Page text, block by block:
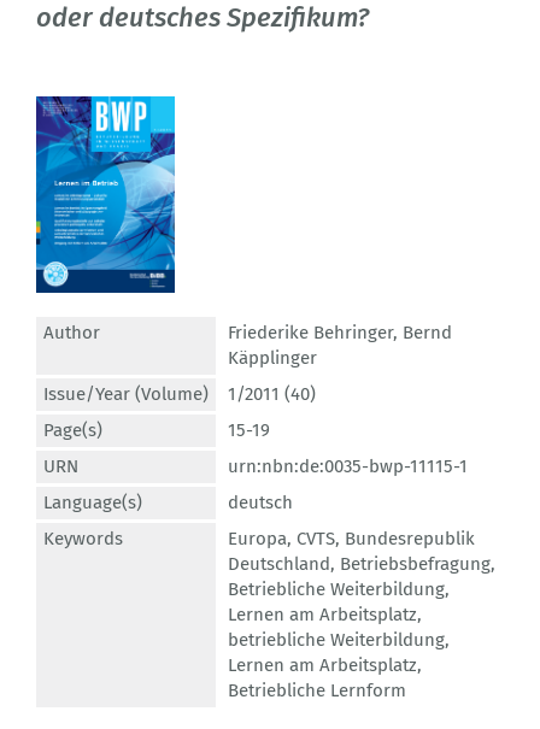
oder deutsches Spezifikum?
Author Friederike Behringer, Bernd
Käpplinger
Issue/Year (Volume)
1/2011 (40)
Page(s)
15-19
URN
urn:nbn:de:0035-bwp-11115-1
Language(s)
deutsch
Keywords
Europa, CVTS, Bundesrepublik
Deutschland, Betriebsbefragung,
Betriebliche Weiterbildung,
Lernen am Arbeitsplatz,
betriebliche Weiterbildung,
Lernen am Arbeitsplatz,
Betriebliche Lernform